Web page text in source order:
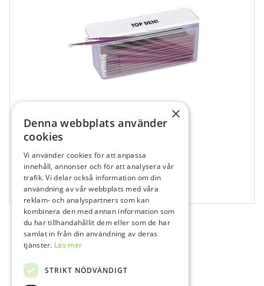
681753
Top Dent Micropensel Lila
100 st
×
Denna webbplats använder
cookies
Vi använder cookies för att anpassa
innehåll, annonser och för att analysera vår
trafik. Vi delar också information om din
användning av vår webbplats med våra
reklam- och analyspartners som kan
kombinera den med annan information som
du har tillhandahållit dem eller som de har
samlat in från din användning av deras
tjänster. Läs mer
STRIKT NÖDVÄNDIGT